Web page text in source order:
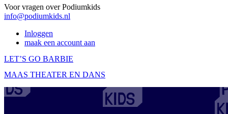
Voor vragen over Podiumkids
info@podiumkids.nl
Inloggen
maak een account aan
LET’S GO BARBIE
MAAS THEATER EN DANS